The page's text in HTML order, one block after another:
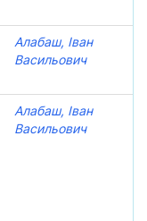
Алабаш, Іван
Васильович
Алабаш, Іван
Васильович